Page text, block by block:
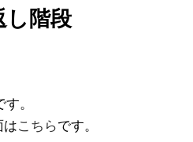
し階段
。
はこちらです。